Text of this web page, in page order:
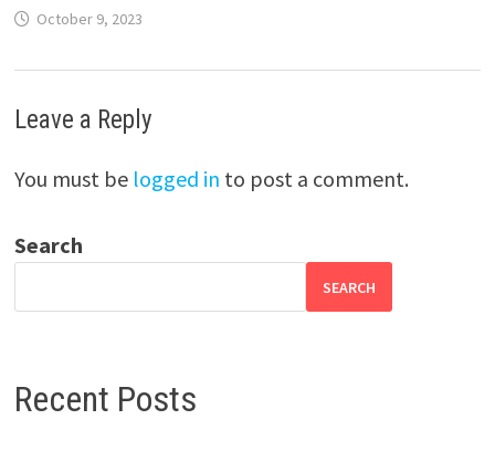
October 9, 2023
Leave a Reply
You must be logged in to post a comment.
Search
SEARCH
Recent Posts